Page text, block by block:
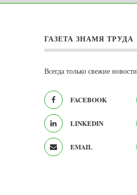
ГАЗЕТА ЗНАМЯ ТРУДА
Всегда только свежие новости
FACEBOOK
LINKEDIN
EMAIL